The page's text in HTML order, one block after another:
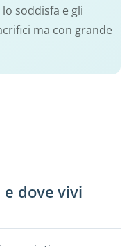
soddisfa e gli
ma con grande
e dove vivi